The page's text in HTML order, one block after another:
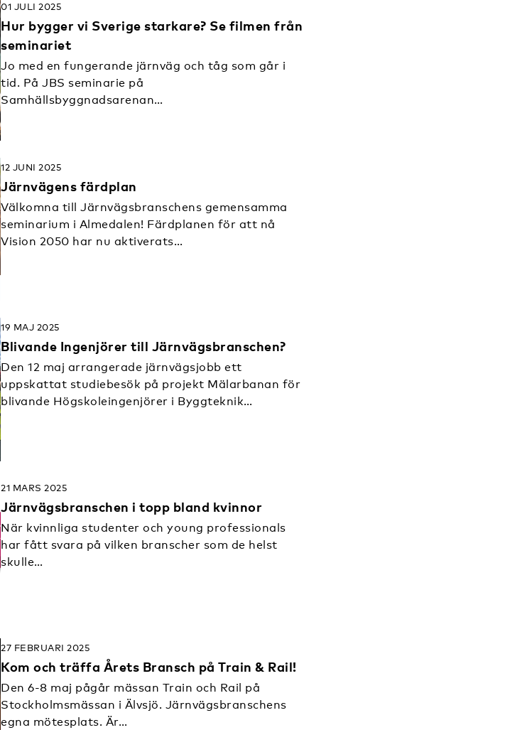
01 JULI 2025
Hur bygger vi Sverige starkare? Se filmen från
seminariet
Jo med en fungerande järnväg och tåg som går i
tid. På JBS seminarie på
Samhällsbyggnadsarenan…
12 JUNI 2025
Järnvägens färdplan
Välkomna till Järnvägsbranschens gemensamma
seminarium i Almedalen! Färdplanen för att nå
Vision 2050 har nu aktiverats…
19 MAJ 2025
Blivande Ingenjörer till Järnvägsbranschen?
Den 12 maj arrangerade järnvägsjobb ett
uppskattat studiebesök på projekt Mälarbanan för
blivande Högskoleingenjörer i Byggteknik…
21 MARS 2025
Järnvägsbranschen i topp bland kvinnor
När kvinnliga studenter och young professionals
har fått svara på vilken branscher som de helst
skulle…
27 FEBRUARI 2025
Kom och träffa Årets Bransch på Train & Rail!
Den 6-8 maj pågår mässan Train och Rail på
Stockholmsmässan i Älvsjö. Järnvägsbranschens
egna mötesplats. Är…